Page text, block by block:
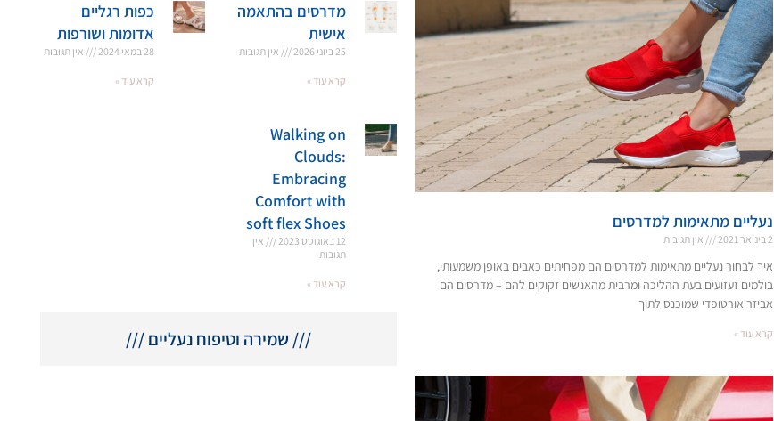
נעליים מתאימות למדרסים
2 בינואר 2021 אין תגובות
איך לבחור נעליים מתאימות למדרסים הם מפחיתים כאבים באופן משמעותי,
בולמים זעזועים בעת ההליכה ומרבית מהאנשים זקוקים להם – מדרסים הם
אביזר אורטופדי שמוכנס לתוך
קרא עוד »
מדרסים בהתאמה
אישית
25 ביוני 2026 אין תגובות
קרא עוד »
כפות רגליים
אדומות ושורפות
28 במאי 2024 אין תגובות
קרא עוד »
Walking on
Clouds:
Embracing
Comfort with
soft flex Shoes
12 באוגוסט 2023
אין
תגובות
קרא עוד »
/// שמירה וטיפוח נעליים ///